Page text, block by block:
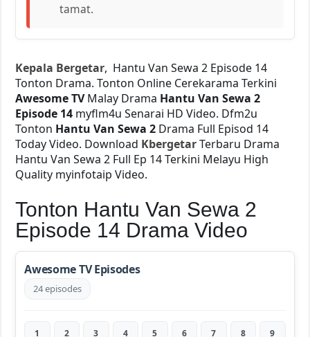
tamat.
Kepala Bergetar, Hantu Van Sewa 2 Episode 14
Tonton Drama. Tonton Online Cerekarama Terkini
Awesome TVMalay Drama Hantu Van Sewa 2
Episode 14 myflm4u Senarai HD Video. Dfm2u
Tonton Hantu Van Sewa 2 Drama Full Episod 14
Today Video. Download KbergetarTerbaru Drama
Hantu Van Sewa 2 Full Ep 14 Terkini Melayu High
Quality myinfotaip Video.
Tonton Hantu Van Sewa 2
Episode 14 Drama Video
Awesome TV Episodes
24 episodes
1 2 3 4 5 6 7 8 9